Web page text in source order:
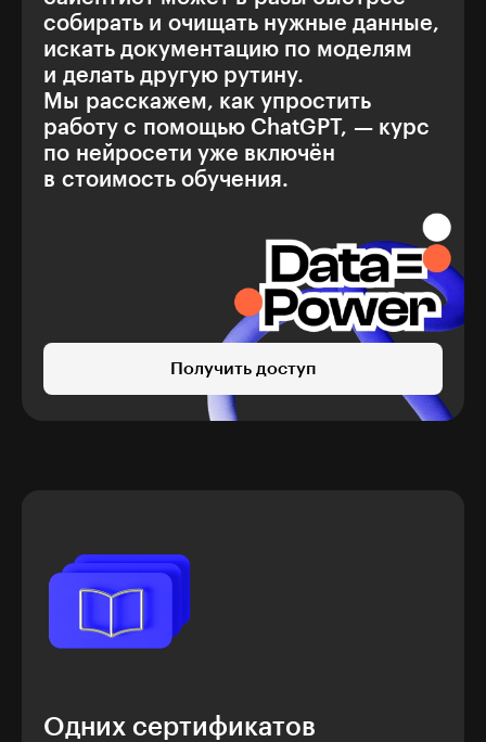
собирать и очищать нужные данные,
искать документацию по моделям
и делать другую рутину.
Мы расскажем, как упростить
работу с помощью ChatGPT, — курс
по нейросети уже включён
в стоимость обучения.
Получить доступ
Одних сертификатов